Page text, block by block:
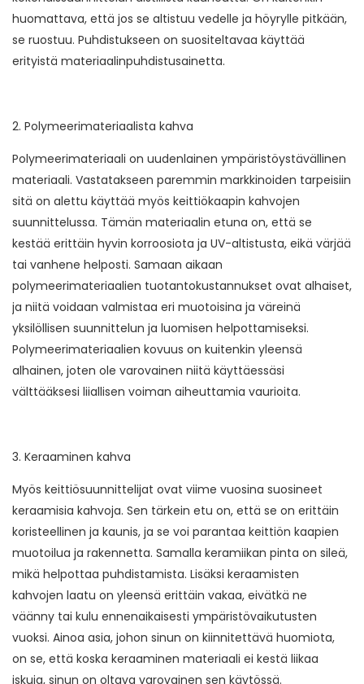
huomattava, että jos se altistuu vedelle ja höyrylle pitkään,
se ruostuu. Puhdistukseen on suositeltavaa käyttää
erityistä materiaalinpuhdistusainetta.
2. Polymeerimateriaalista kahva
Polymeerimateriaali on uudenlainen ympäristöystävällinen
materiaali. Vastatakseen paremmin markkinoiden tarpeisiin
sitä on alettu käyttää myös keittiökaapin kahvojen
suunnittelussa. Tämän materiaalin etuna on, että se
kestää erittäin hyvin korroosiota ja UV-altistusta, eikä värjää
tai vanhene helposti. Samaan aikaan
polymeerimateriaalien tuotantokustannukset ovat alhaiset,
ja niitä voidaan valmistaa eri muotoisina ja väreinä
yksilöllisen suunnittelun ja luomisen helpottamiseksi.
Polymeerimateriaalien kovuus on kuitenkin yleensä
alhainen, joten ole varovainen niitä käyttäessäsi
välttääksesi liiallisen voiman aiheuttamia vaurioita.
3. Keraaminen kahva
Myös keittiösuunnittelijat ovat viime vuosina suosineet
keraamisia kahvoja. Sen tärkein etu on, että se on erittäin
koristeellinen ja kaunis, ja se voi parantaa keittiön kaapien
muotoilua ja rakennetta. Samalla keramiikan pinta on sileä,
mikä helpottaa puhdistamista. Lisäksi keraamisten
kahvojen laatu on yleensä erittäin vakaa, eivätkä ne
väänny tai kulu ennenaikaisesti ympäristövaikutusten
vuoksi. Ainoa asia, johon sinun on kiinnitettävä huomiota,
on se, että koska keraaminen materiaali ei kestä liikaa
iskuja, sinun on oltava varovainen sen käytössä.